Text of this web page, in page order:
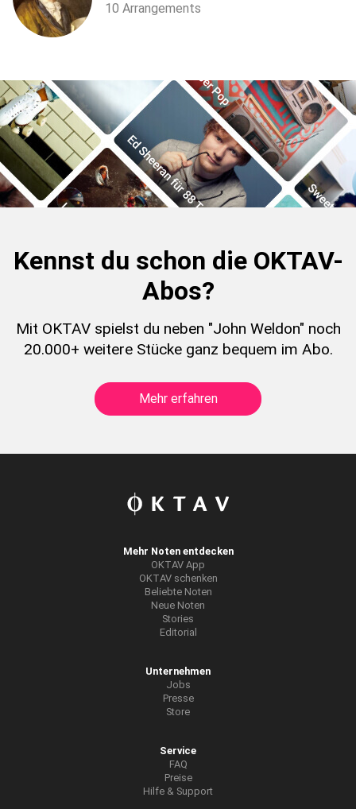
10 Arrangements
Kennst du schon die OKTAV-
Abos?
Mit OKTAV spielst du neben "John Weldon" noch
20.000+ weitere Stücke ganz bequem im Abo.
Mehr erfahren
Mehr Noten entdecken
OKTAV App
OKTAV schenken
Beliebte Noten
Neue Noten
Stories
Editorial
Unternehmen
Jobs
Presse
Store
Service
FAQ
Preise
Hilfe & Support